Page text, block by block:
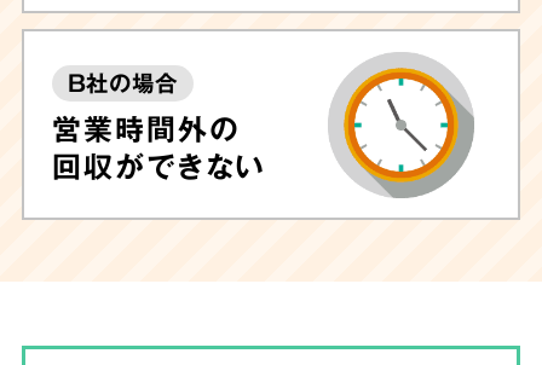
いて迅速に対応いたします。
B社の場合
営業時間外の
回収ができない